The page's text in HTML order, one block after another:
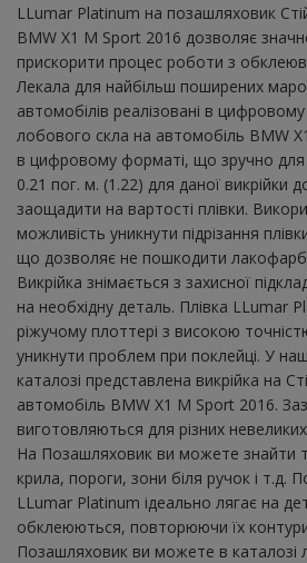
LLumar Platinum на позашляховик
BMW X1 M Sport 2016 дозволяє
прискорити процес роботи з
Лекала для найбільш поширених
автомобілів реалізовані в цифровому
лобового скла на автомобіль BMW
в цифровому форматі, що зручно
0.21 пог. м. (1.22) для даної викрійки
заощадити на вартості плівки.
можливість уникнути підрізання
що дозволяє не пошкодити
Викрійка знімається з захисної
на необхідну деталь. Плівка LLumar
ріжучому плоттері з високою
уникнути проблем при поклейці. У
каталозі представлена ​​викрійка на
автомобіль BMW X1 M Sport 2016.
виготовляються для різних
На Позашляховик ви можете знайти
крила, пороги, зони біля ручок і т.д.
LLumar Platinum ідеально лягає на
обклеюються, повторюючи їх
Позашляховик ви можете в каталозі